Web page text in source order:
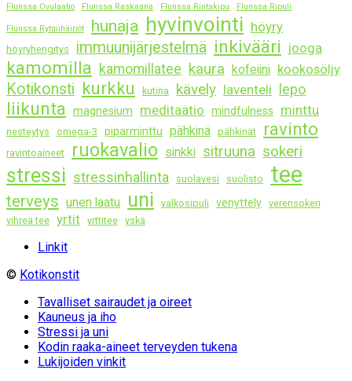
Flunssa Ovulaatio
Flunssa Raskaana Flunssa Rintakipu Flunssa Ripuli
Flunssa Rytmihäiriöt hunaja hyvinvointi höyry
höyryhengitys immuunijärjestelmä inkivääri jooga
kamomilla kamomillatee kaura kofeiini kookosöljy
Kotikonsti kurkku kutina kävely laventeli lepo
liikunta magnesium meditaatio mindfulness minttu
nesteytys omega-3 piparminttu pähkinä pähkinät ravinto
ravintoaineet ruokavalio sinkki sitruuna sokeri
stressi stressinhallinta suolavesi suolisto tee
terveys unen laatu uni valkosipuli venyttely verensokeri
vihreä tee yrtit yrttitee yskä
Linkit
© Kotikonstit
Tavalliset sairaudet ja oireet
Kauneus ja iho
Stressi ja uni
Kodin raaka-aineet terveyden tukena
Lukijoiden vinkit